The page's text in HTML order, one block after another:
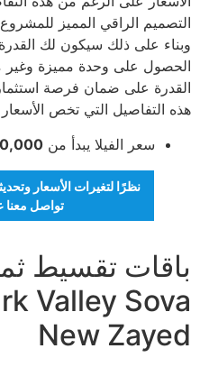
التصميم الراقي المميز
وبناء على ذلك سيكون لك
الحصول على وحدة مميزة
القدرة على ضمان فرصة
هذه التفاصيل التي تخص
سعر الفيلا يبدأ من
نظرًا لتغيرات الأسعار
تواصل معنا
باقات تقسيط
Valley Sova
New Zayed